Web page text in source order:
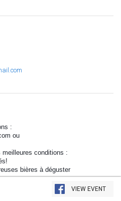
list
:
ou
conditions :
bières à déguster
VIEW EVENT
Dubâtonvaigeois